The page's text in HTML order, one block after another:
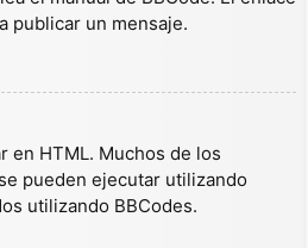
publicar un mensaje.
en HTML. Muchos de los
pueden ejecutar utilizando
utilizando BBCodes.